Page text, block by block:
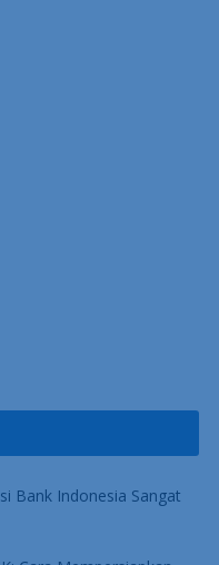
Bank Indonesia Sangat